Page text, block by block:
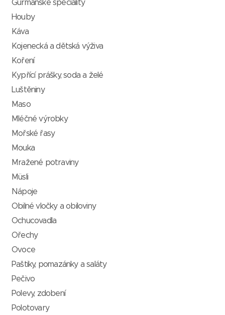
Gurmánské speciality
Houby
Káva
Kojenecká a dětská výživa
Koření
Kypřící prášky, soda a želé
Luštěniny
Maso
Mléčné výrobky
Mořské řasy
Mouka
Mražené potraviny
Müsli
Nápoje
Obilné vločky a obiloviny
Ochucovadla
Ořechy
Ovoce
Paštiky, pomazánky a saláty
Pečivo
Polevy, zdobení
Polotovary